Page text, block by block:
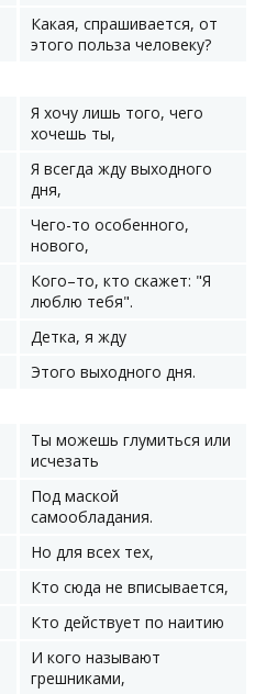
Какая, спрашивается, от
этого польза человеку?
Я хочу лишь того, чего
хочешь ты,
Я всегда жду выходного
дня,
Чего-то особенного,
нового,
Кого–то, кто скажет: "Я
люблю тебя".
Детка, я жду
Этого выходного дня.
Ты можешь глумиться или
исчезать
Под маской
самообладания.
Но для всех тех,
Кто сюда не вписывается,
Кто действует по наитию
И кого называют
грешниками,